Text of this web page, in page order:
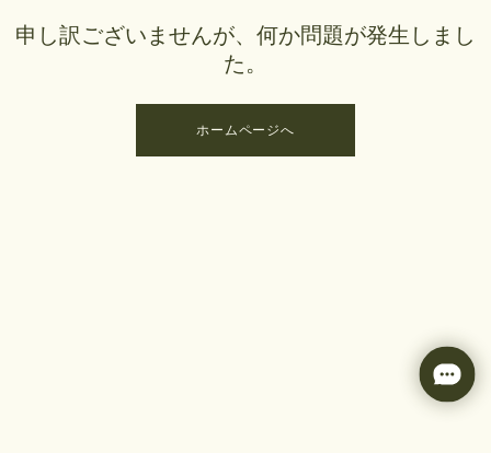
申し訳ございませんが、何か問題が発生しまし
た。
ホームページへ